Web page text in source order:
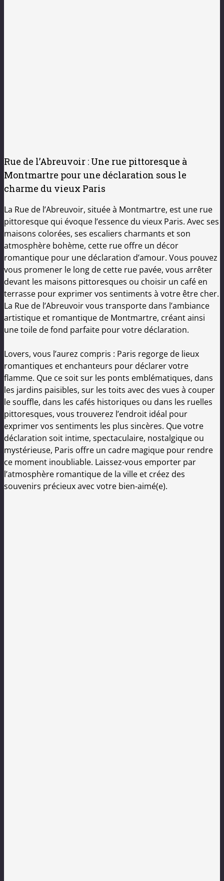
Rue de l’Abreuvoir : Une rue pittoresque à
Montmartre pour une déclaration sous le
charme du vieux Paris
La Rue de l’Abreuvoir, située à Montmartre, est une rue
pittoresque qui évoque l’essence du vieux Paris. Avec ses
maisons colorées, ses escaliers charmants et son
atmosphère bohème, cette rue offre un décor
romantique pour une déclaration d’amour. Vous pouvez
vous promener le long de cette rue pavée, vous arrêter
devant les maisons pittoresques ou choisir un café en
terrasse pour exprimer vos sentiments à votre être cher.
La Rue de l’Abreuvoir vous transporte dans l’ambiance
artistique et romantique de Montmartre, créant ainsi
une toile de fond parfaite pour votre déclaration.
Lovers, vous l’aurez compris : Paris regorge de lieux
romantiques et enchanteurs pour déclarer votre
flamme. Que ce soit sur les ponts emblématiques, dans
les jardins paisibles, sur les toits avec des vues à couper
le souffle, dans les cafés historiques ou dans les ruelles
pittoresques, vous trouverez l’endroit idéal pour
exprimer vos sentiments les plus sincères. Que votre
déclaration soit intime, spectaculaire, nostalgique ou
mystérieuse, Paris offre un cadre magique pour rendre
ce moment inoubliable. Laissez-vous emporter par
l’atmosphère romantique de la ville et créez des
souvenirs précieux avec votre bien-aimé(e).